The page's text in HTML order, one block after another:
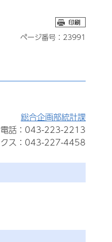
ページ番号：23991
総合企画部統計課
電話：043-223-2213
クス：043-227-4458